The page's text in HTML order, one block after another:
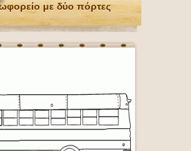
με δύο πόρτες